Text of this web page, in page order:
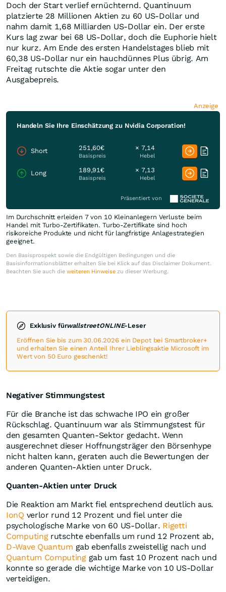
Doch der Start verlief ernüchternd. Quantinuum
platzierte 28 Millionen Aktien zu 60 US-Dollar und
nahm damit 1,68 Milliarden US-Dollar ein. Der erste
Kurs lag zwar bei 68 US-Dollar, doch die Euphorie hielt
nur kurz. Am Ende des ersten Handelstages blieb mit
60,38 US-Dollar nur ein hauchdünnes Plus übrig. Am
Freitag rutschte die Aktie sogar unter den
Ausgabepreis.
Anzeige
Handeln Sie Ihre Einschätzung zu Nvidia Corporation!
Short 251,60€
Basispreis
× 7,14
Hebel
Long 189,91€
Basispreis
× 7,13
Hebel
Präsentiert von
Im Durchschnitt erleiden 7 von 10 Kleinanlegern Verluste beim
Handel mit Turbo-Zertifikaten. Turbo-Zertifikate sind hoch
risikoreiche Produkte und nicht für langfristige Anlagestrategien
geeignet.
Den Basisprospekt sowie die Endgültigen Bedingungen und die
Basisinformationsblätter erhalten Sie bei Klick auf das Disclaimer Dokument.
Beachten Sie auch die weiteren Hinweise zu dieser Werbung.
Exklusiv fürwallstreetONLINE-Leser
Eröffnen Sie bis zum 30.06.2026 ein Depot bei Smartbroker+
und erhalten Sie einen Anteil Ihrer Lieblingsaktie Microsoft im
Wert von 50 Euro geschenkt!
Negativer Stimmungstest
Für die Branche ist das schwache IPO ein großer
Rückschlag. Quantinuum war als Stimmungstest für
den gesamten Quanten-Sektor gedacht. Wenn
ausgerechnet dieser Hoffnungsträger den Börsenhype
nicht halten kann, geraten auch die Bewertungen der
anderen Quanten-Aktien unter Druck.
Quanten-Aktien unter Druck
Die Reaktion am Markt fiel entsprechend deutlich aus.
IonQ verlor rund 12 Prozent und fiel unter die
psychologische Marke von 60 US-Dollar. Rigetti
Computingrutschte ebenfalls um rund 12 Prozent ab,
D-Wave Quantum gab ebenfalls zweistellig nach und
Quantum Computinggab um fast 10 Prozent nach und
konnte so gerade die wichtige Marke von 10 US-Dollar
verteidigen.